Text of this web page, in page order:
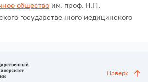
общество им. проф. Н.П.
государственного медицинского
Наверх